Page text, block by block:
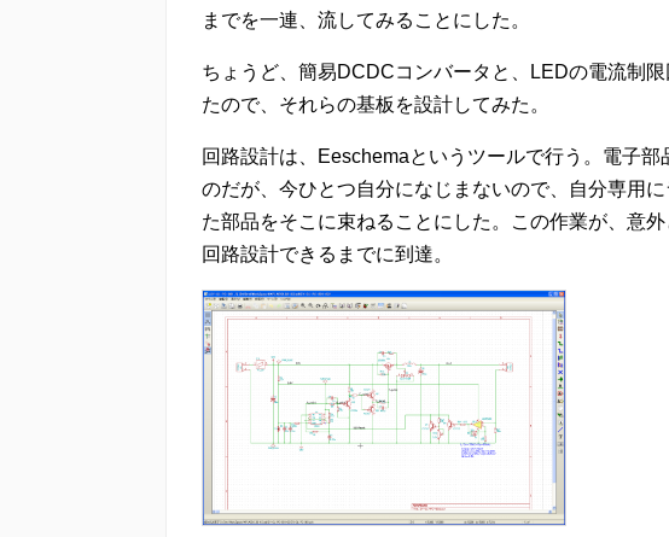
までを一連、流してみることにした。
ちょうど、簡易DCDCコンバータと、LEDの電流制
たので、それらの基板を設計してみた。
回路設計は、Eeschemaというツールで行う。電子
のだが、今ひとつ自分になじまないので、自分専用
た部品をそこに束ねることにした。この作業が、意
回路設計できるまでに到達。